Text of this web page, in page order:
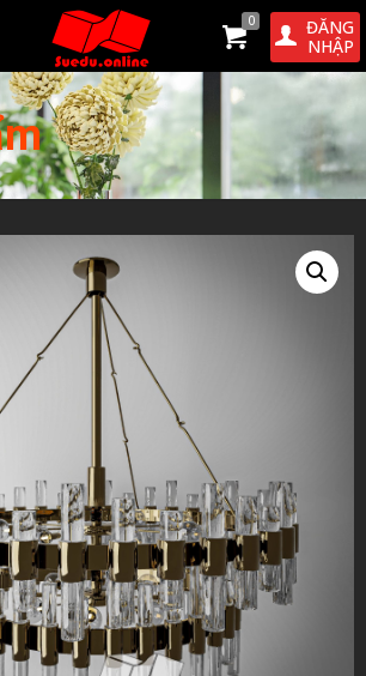
0
ĐĂNG
NHẬP